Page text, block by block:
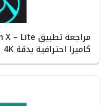
كاميرا احترافية بدقة 4K